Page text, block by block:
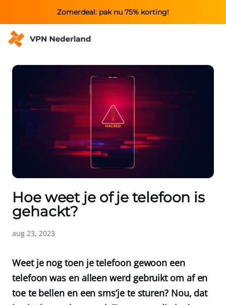
Zomerdeal: pak nu 75% korting!
Hoe weet je of je telefoon is
gehackt?
aug 23, 2023
Weet je nog toen je telefoon gewoon een
telefoon was en alleen werd gebruikt om af en
toe te bellen en een sms’je te sturen? Nou, dat